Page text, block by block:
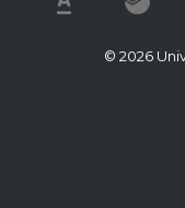
© 2026